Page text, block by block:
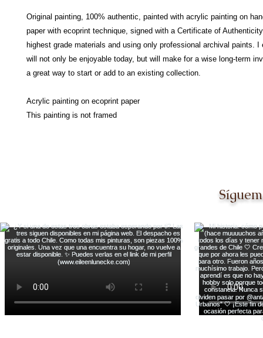
Original painting, 100% authentic, painted with acrylic painting on
paper with ecoprint technique, signed with a Certificate of
highest grade materials and using only professional archival paints. I
will not only be enjoyable today, but will make for a wise long-term
a great way to start or add to an existing collection.
Acrylic painting on ecoprint paper
This painting is not framed